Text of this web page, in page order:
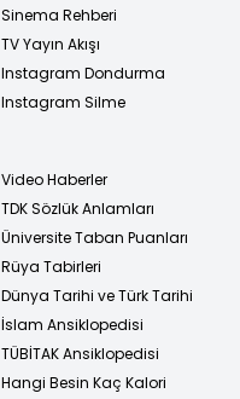
Sinema Rehberi
TV Yayın Akışı
Instagram Dondurma
Instagram Silme
Video Haberler
TDK Sözlük Anlamları
Üniversite Taban Puanları
Rüya Tabirleri
Dünya Tarihi ve Türk Tarihi
İslam Ansiklopedisi
TÜBİTAK Ansiklopedisi
Hangi Besin Kaç Kalori